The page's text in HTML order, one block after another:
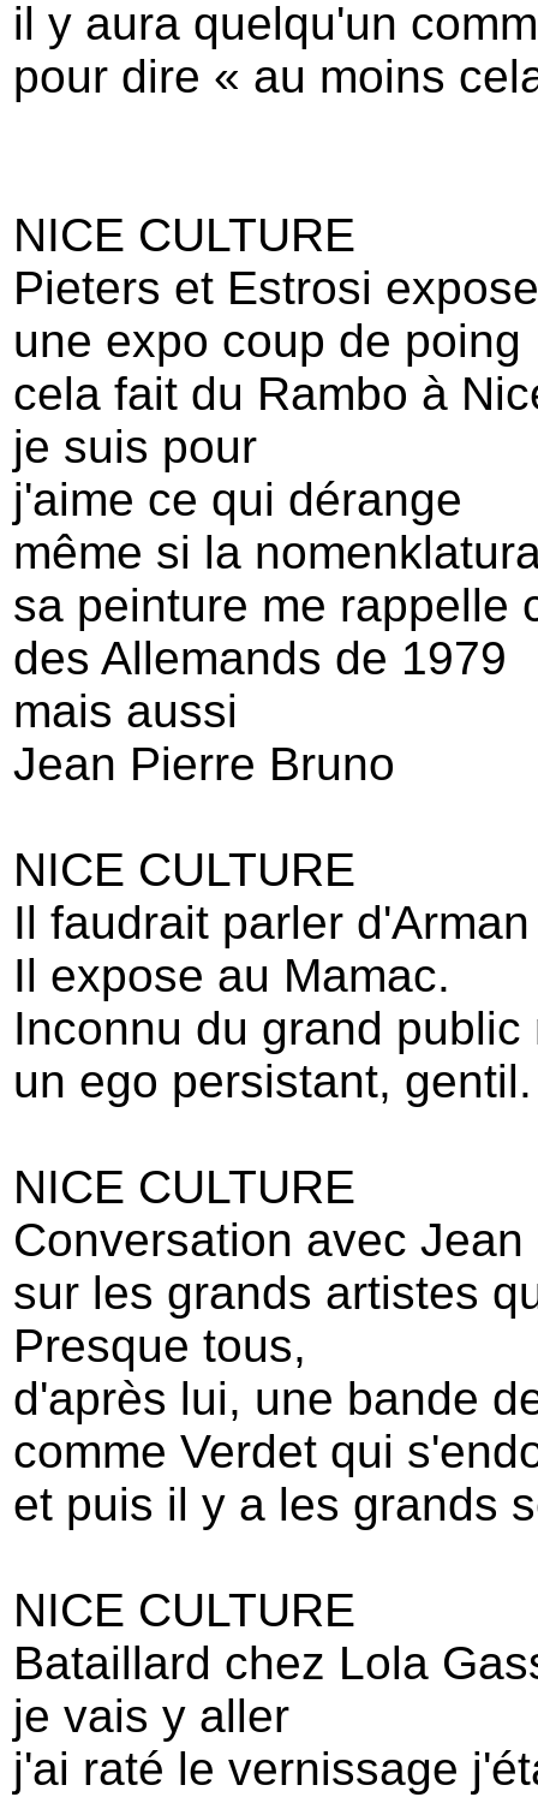
il y aura quelqu'un
pour dire « au moins
NICE CULTURE
Pieters et Estrosi
une expo coup de poing
cela fait du Rambo à
je suis pour
j'aime ce qui dérange
même si la
sa peinture me rappelle
des Allemands de 1979
mais aussi
Jean Pierre Bruno
NICE CULTURE
Il faudrait parler
Il expose au Mamac.
Inconnu du grand public
un ego persistant, gentil.
NICE CULTURE
Conversation avec Jean
sur les grands artistes
Presque tous,
d'après lui, une bande
comme Verdet qui
et puis il y a les grands
NICE CULTURE
Bataillard chez Lola
je vais y aller
j'ai raté le vernissage